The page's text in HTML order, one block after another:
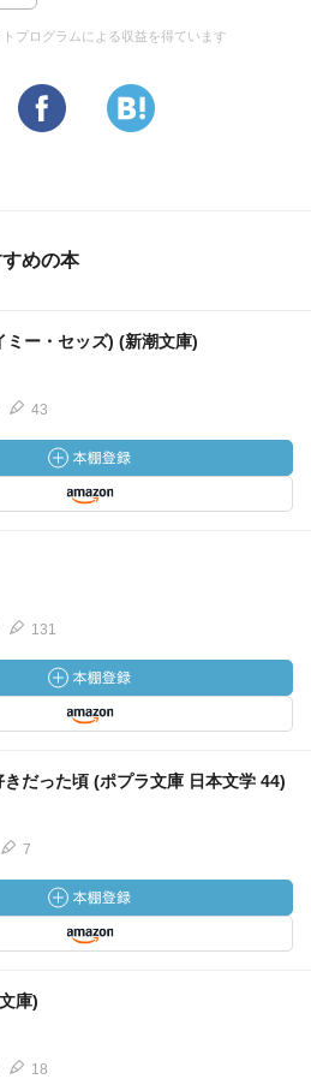
プログラムによる収益を得ています
めの本
ー・セッズ) (新潮文庫)
43
131
きだった頃 (ポプラ文庫 日本文学 44)
7
庫)
18